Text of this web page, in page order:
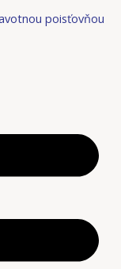
poisťovňou